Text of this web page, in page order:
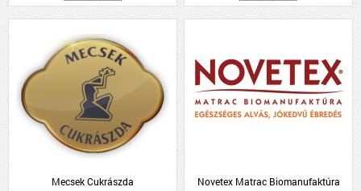
Mecsek Cukrászda Novetex Matrac Biomanufaktúra